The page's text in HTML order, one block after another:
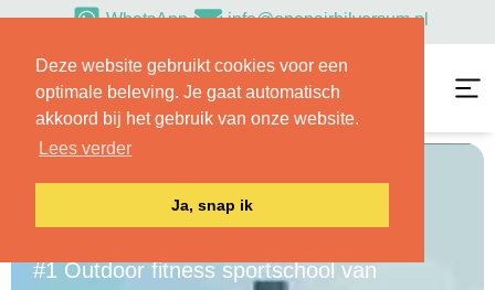
Deze website gebruikt cookies voor een
optimale beleving. Je gaat automatisch
akkoord bij het gebruik van onze website.
Lees verder
Ja, snap ik
WhatsApp info@openairhilversum.nl
Kom je ook buiten
sporten?
#1 Outdoor fitness sportschool van